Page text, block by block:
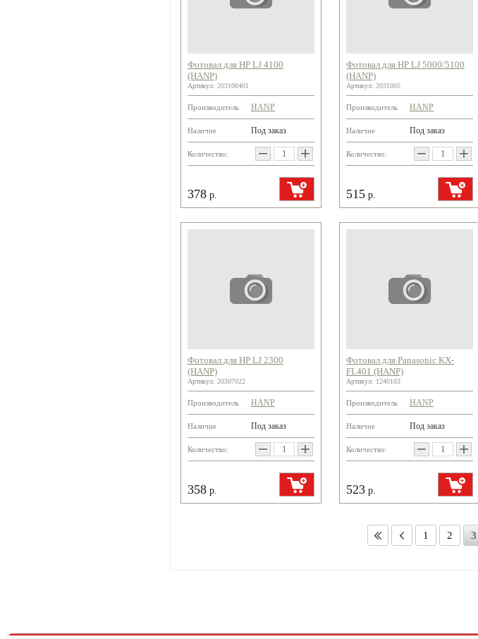
Фотовал для HP LJ 4100
(HANP)
Артикул: 203100401
Производитель HANP
Наличие Под заказ
Количество: − +
378 р.
Фотовал для HP LJ 5000/5100
(HANP)
Артикул: 2031005
Производитель HANP
Наличие Под заказ
Количество: − +
515 р.
Фотовал для HP LJ 2300
(HANP)
Артикул: 20307022
Производитель HANP
Наличие Под заказ
Количество: − +
358 р.
Фотовал для Panasonic KX-
FL401 (HANP)
Артикул: 1240103
Производитель HANP
Наличие Под заказ
Количество: − +
523 р.
1 2 3